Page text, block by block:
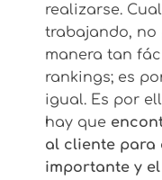
realizarse.
trabajando, no
manera tan
rankings; es
igual. Es por
hay que
al cliente para
importante y